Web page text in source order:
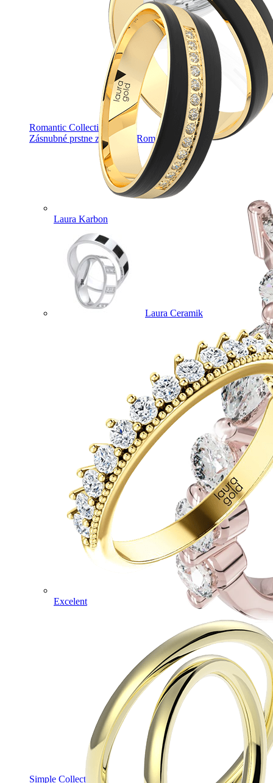
Romantic Collection
Zásnubné prstne z kolekcie Romantic.
Simple Collection
Laura Karbon
Laura Ceramik
Excelent